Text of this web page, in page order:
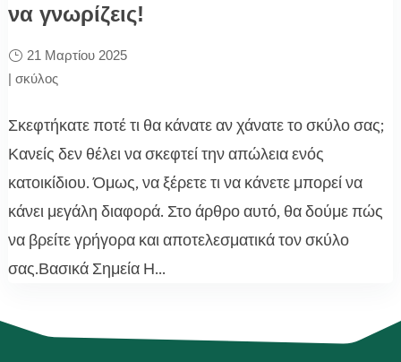
να γνωρίζεις!
21 Μαρτίου 2025
| σκύλος
Σκεφτήκατε ποτέ τι θα κάνατε αν χάνατε το σκύλο σας;
Κανείς δεν θέλει να σκεφτεί την απώλεια ενός
κατοικίδιου. Όμως, να ξέρετε τι να κάνετε μπορεί να
κάνει μεγάλη διαφορά. Στο άρθρο αυτό, θα δούμε πώς
να βρείτε γρήγορα και αποτελεσματικά τον σκύλο
σας.Βασικά Σημεία Η...